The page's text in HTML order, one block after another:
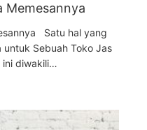
Memesannya
Satu hal yang
Sebuah Toko Jas
ini diwakili…